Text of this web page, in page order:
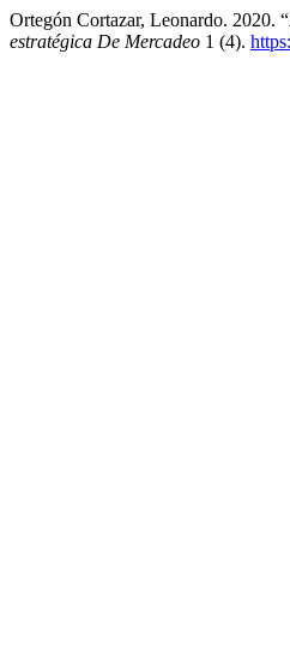
Ortegón Cortazar, Leonardo. 2020.
estratégica De Mercadeo 1 (4).